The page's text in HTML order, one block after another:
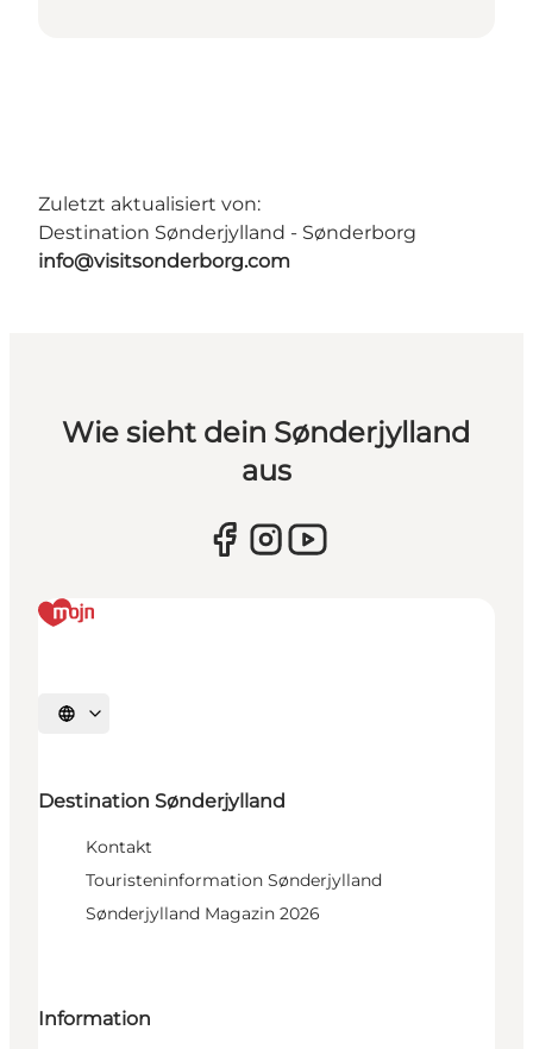
Zuletzt aktualisiert von:
Destination Sønderjylland - Sønderborg
info@visitsonderborg.com
Wie sieht dein Sønderjylland
aus
Sprache auswählen
Destination Sønderjylland
Kontakt
Touristeninformation Sønderjylland
Sønderjylland Magazin 2026
Information